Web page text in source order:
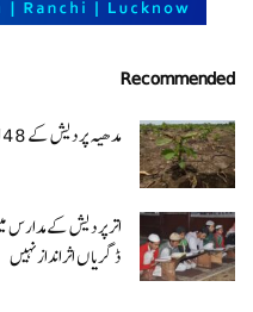
Recommended
مدھیہ پردیش کے 48 اضلاع میں خشک سالی جیسے حالات
اتر پردیش کےمدارس
ڈگریا ں اثرانداز نہیں